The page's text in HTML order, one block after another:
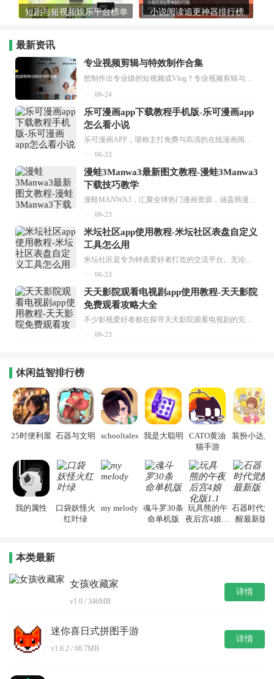
短剧与短视频娱乐平台榜单 小说阅读追更神器排行榜
最新资讯
专业视频剪辑与特效制作合集
想制作出专业级的短视频或Vlog？专业视频剪辑与特效制作大全专题为你提供了从剪辑、抠像到特效包装的全套解决方案。无论是添加炫酷的片头、进行精准的视频抠图，还是制...
06-24
乐可漫画app下载教程手机版-乐可漫画app
怎么看小说
乐可漫画APP，堪称主打免费与高清的在线漫画阅读神器。其官方版提供海量完整版漫画资源，无论是国内漫画，还是日漫、韩漫、台漫、美漫等国外漫画，应有尽有，随时供你阅读。只需轻点一下，便能直接进入阅读界面。不仅如此，乐可漫画最新版本更新速度极快，在这里，你总能抢先看到全网一手漫画章节内容！...
06-23
漫蛙3Manwa3最新图文教程-漫蛙3Manwa3
下载技巧教学
漫蛙MANWA3，汇聚全球热门漫画资源，涵盖韩漫、欧美漫画、国漫等多种类型，题材丰富多样，全方位满足用户阅读喜好。它不仅是阅读平台，更是创作平台，为广大用户打造零门槛创作环境。...
06-23
米坛社区app使用教程-米坛社区表盘自定义
工具怎么用
米坛社区是专为钟表爱好者打造的交流平台。无论你是初涉钟表领域的普通爱好者，还是拥有多年收藏经验的资深玩家，都能在此找到属于自己的天地。 无需注册，就能轻松参与其中。通过专业的讨论论坛与丰富的交互功能，你可与世界各地的钟表爱好者畅快交流。若你钟情于钟表，米坛社区无疑是值得一试的理想之选。在这里，你能获取最新的手表资讯，交流见解，提升鉴赏品味，让每一块手表都成为收藏故事中重要的一部分。感兴趣的朋友，不要错过下载机会。...
06-23
天天影院观看电视剧app使用教程-天天影院
免费观看攻略大全
不少影视爱好者都在探寻天天影院观看电视剧的完整方法，结合最新平台使用规则，本篇新手入门攻略全面讲解观看渠道、检索流程、播放设置以及画面模式调整等实用内容。全文适配手机、电脑等主流设备，步骤简洁易懂，无论是初次使用的新手，还是想要优化观影体验的用户，都能参照内容快速上手，熟练掌握平台各项操作技巧，轻松畅享影视内容。...
06-23
休闲益智排行榜
25时便利屋 石器与文明 schooltales 我是大聪明
CATO黄油
猫手游
装扮小达人
我的属性
口袋妖怪火
红叶绿
my melody 魂斗罗30条
命单机版
玩具熊的午
夜后宫4娘化
石器时代觉
醒最新版
本类最新
女孩收藏家
v1.0 / 346MB
详情
迷你喜日式拼图手游
v1.6.2 / 66.7MB
详情